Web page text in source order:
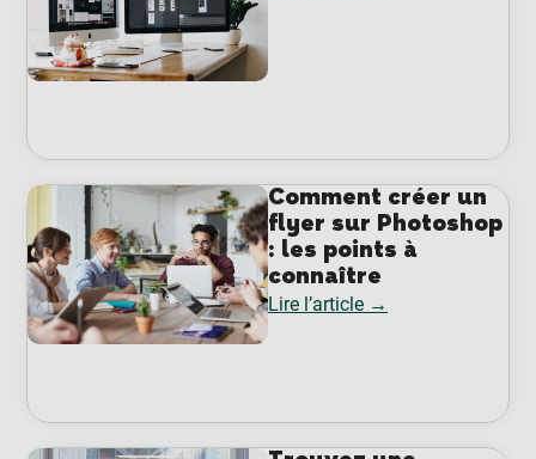
Comment créer un
flyer sur Photoshop
: les points à
connaître
Lire l’article →